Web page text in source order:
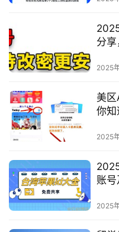
分
2025
美区
你知
2025
账
2025